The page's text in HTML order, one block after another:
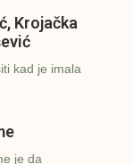
Krojačka
kad je imala
je da